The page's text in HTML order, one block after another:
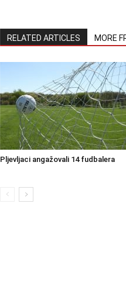
RELATED ARTICLES MORE
Pljevljaci angažovali 14 fudbalera